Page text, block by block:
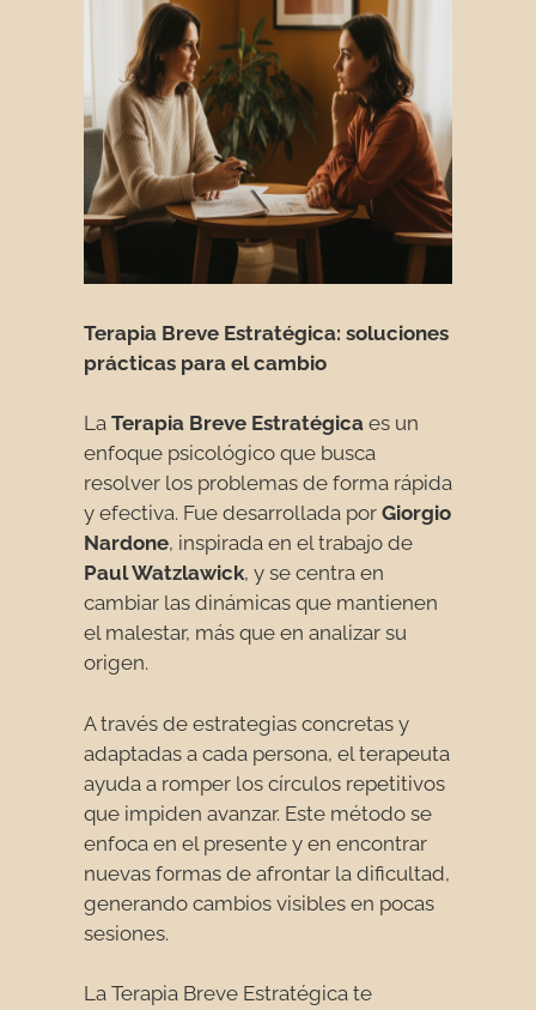
Terapia Breve Estratégica: soluciones
prácticas para el cambio
La Terapia Breve Estratégica es un
enfoque psicológico que busca
resolver los problemas de forma rápida
y efectiva. Fue desarrollada por Giorgio
Nardone, inspirada en el trabajo de
Paul Watzlawick, y se centra en
cambiar las dinámicas que mantienen
el malestar, más que en analizar su
origen.
A través de estrategias concretas y
adaptadas a cada persona, el terapeuta
ayuda a romper los círculos repetitivos
que impiden avanzar. Este método se
enfoca en el presente y en encontrar
nuevas formas de afrontar la dificultad,
generando cambios visibles en pocas
sesiones.
La Terapia Breve Estratégica te